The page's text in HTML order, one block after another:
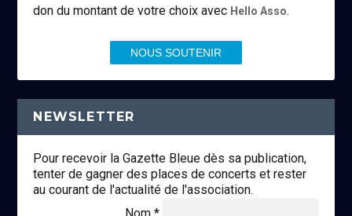
don du montant de votre choix avec Hello Asso.
NOUS SOUTENIR
NEWSLETTER
Pour recevoir la Gazette Bleue dès sa publication,
tenter de gagner des places de concerts et rester
au courant de l'actualité de l'association.